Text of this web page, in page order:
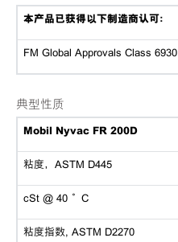
本产品已获得以下制造商认可：
FM Global Approvals Class 6930
典型性质
Mobil Nyvac FR 200D
粘度，ASTM D445
cSt @ 40 °C
粘度指数, ASTM D2270